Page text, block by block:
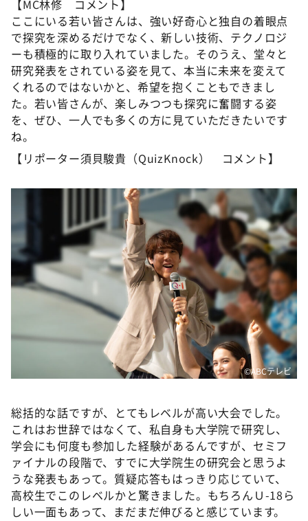
【MC林修 コメント】
ここにいる若い皆さんは、強い好奇心と独自の着眼点
で探究を深めるだけでなく、新しい技術、テクノロジ
ーも積極的に取り入れていました。そのうえ、堂々と
研究発表をされている姿を見て、本当に未来を変えて
くれるのではないかと、希望を抱くこともできまし
た。若い皆さんが、楽しみつつも探究に奮闘する姿
を、ぜひ、一人でも多くの方に見ていただきたいです
ね。
【リポーター須貝駿貴（QuizKnock） コメント】
©ABCテレビ
総括的な話ですが、とてもレベルが高い大会でした。
これはお世辞ではなくて、私自身も大学院で研究し、
学会にも何度も参加した経験があるんですが、セミフ
ァイナルの段階で、すでに大学院生の研究会と思うよ
うな発表もあって。質疑応答もはっきり応じていて、
高校生でこのレベルかと驚きました。もちろんＵ-18ら
しい一面もあって、まだまだ伸びると感じています。